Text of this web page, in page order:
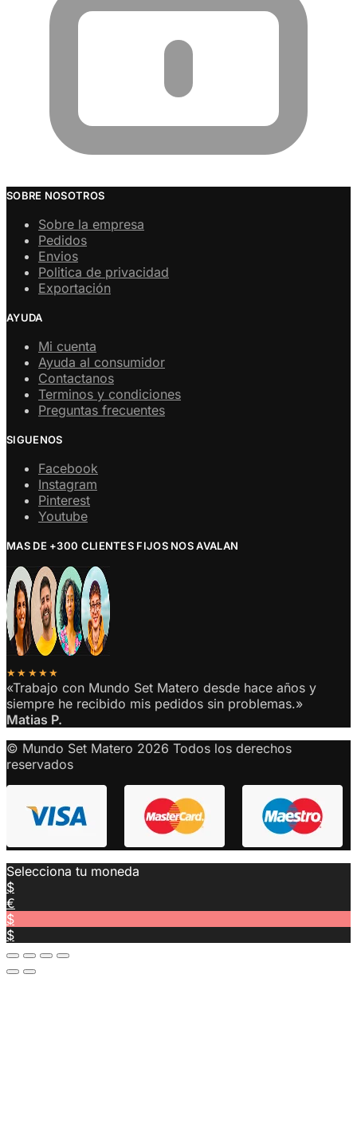
SOBRE NOSOTROS
Sobre la empresa
Pedidos
Envios
Politica de privacidad
Exportación
AYUDA
Mi cuenta
Ayuda al consumidor
Contactanos
Terminos y condiciones
Preguntas frecuentes
SIGUENOS
Facebook
Instagram
Pinterest
Youtube
MAS DE +300 CLIENTES FIJOS NOS AVALAN
★★★★★
«Trabajo con Mundo Set Matero desde hace años y
siempre he recibido mis pedidos sin problemas.»
Matias P.
© Mundo Set Matero 2026 Todos los derechos
reservados
Selecciona tu moneda
$
€
$
$